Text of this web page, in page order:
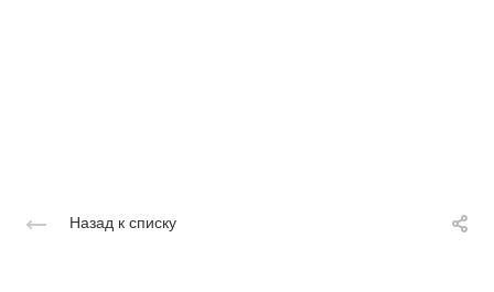
Назад к списку